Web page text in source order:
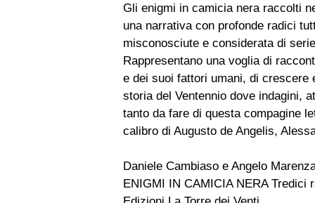
Gli enigmi in camicia nera raccolti
una narrativa con profonde radici
misconosciute e considerata di
Rappresentano una voglia di
e dei suoi fattori umani, di
storia del Ventennio dove indagini,
tanto da fare di questa compagine
calibro di Augusto de Angelis,
Daniele Cambiaso e Angelo
ENIGMI IN CAMICIA NERA Tredici